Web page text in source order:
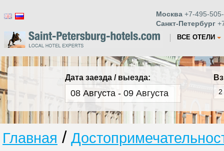
Москва +7-495-
Санкт-Петербург
ВСЕ ОТЕЛИ
Дата заезда / выезда:
Главная /